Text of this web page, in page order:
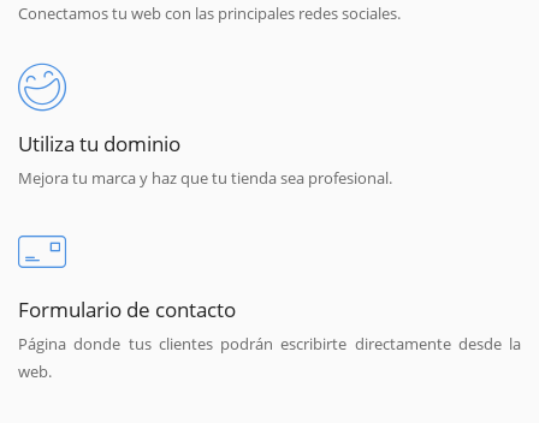
Conectamos tu web con las principales redes sociales.
Utiliza tu dominio
Mejora tu marca y haz que tu tienda sea profesional.
Formulario de contacto
Página donde tus clientes podrán escribirte directamente desde la
web.